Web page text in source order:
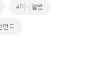
#미니앨범
먼트